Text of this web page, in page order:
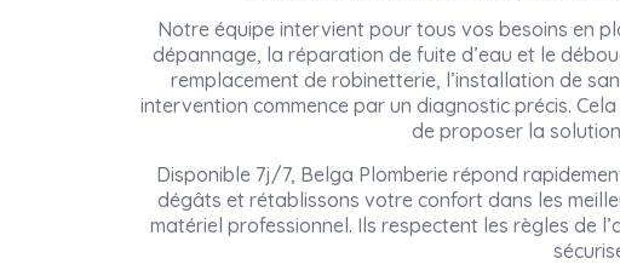
Notre équipe intervient pour tous vos besoins en
dépannage, la réparation de fuite d’eau et le
remplacement de robinetterie, l’installation de
intervention commence par un diagnostic précis.
de proposer la
Disponible 7j/7, Belga Plomberie répond
dégâts et rétablissons votre confort dans les
matériel professionnel. Ils respectent les règles de